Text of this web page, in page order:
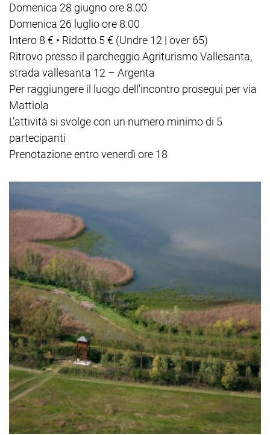
Domenica 28 giugno ore 8.00
Domenica 26 luglio ore 8.00
Intero 8 € • Ridotto 5 € (Undre 12 | over 65)
Ritrovo presso il parcheggio Agriturismo Vallesanta,
strada vallesanta 12 – Argenta
Per raggiungere il luogo dell'incontro prosegui per via
Mattiola
L’attività si svolge con un numero minimo di 5
partecipanti
Prenotazione entro venerdì ore 18